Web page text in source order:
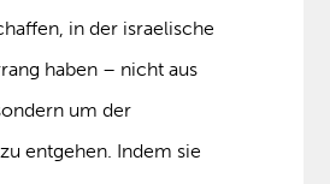
in der israelische
haben – nicht aus
um der
entgehen. Indem sie